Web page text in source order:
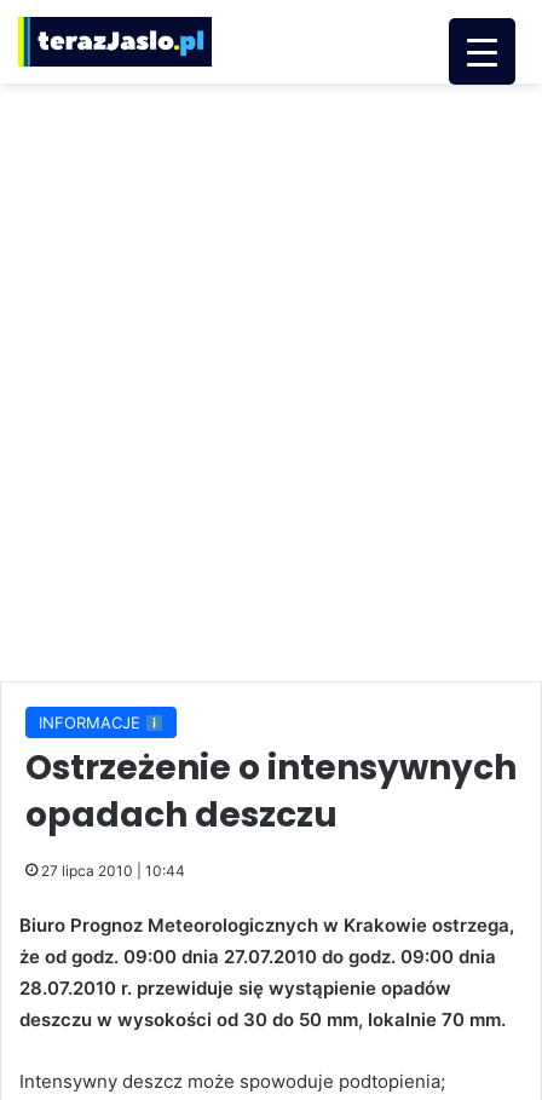
INFORMACJE
Ostrzeżenie o intensywnych
opadach deszczu
27 lipca 2010 | 10:44
Biuro Prognoz Meteorologicznych w Krakowie ostrzega,
że od godz. 09:00 dnia 27.07.2010 do godz. 09:00 dnia
28.07.2010 r. przewiduje się wystąpienie opadów
deszczu w wysokości od 30 do 50 mm, lokalnie 70 mm.
Intensywny deszcz może spowoduje podtopienia;